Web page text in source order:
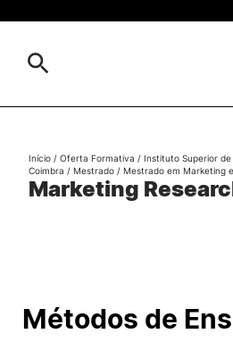
Estudar
II&D e Empresas
Pesquisa
Marketing
Início / Oferta Formativa / Instituto Superior
Coimbra / Mestrado / Mestrado em Marketing
Métodos de